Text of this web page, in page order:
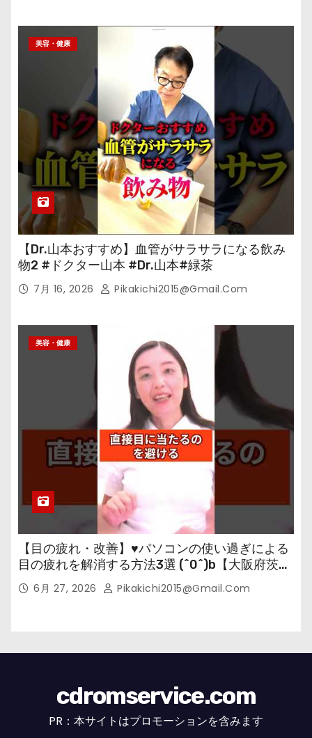
美容・健康
【Dr.山本おすすめ】血管がサラサラになる飲み
物2 #ドクター山本 #Dr.山本#緑茶
7月 16, 2026 Pikakichi2015@gmail.com
美容・健康
【目の疲れ・改善】♥パソコンの使い過ぎによる
目の疲れを解消する方法3選 (^0^)b【大阪府茨木
市の女性・美容鍼灸・整体師が教えます。】
6月 27, 2026 Pikakichi2015@gmail.com
cdromservice.com
PR：本サイトはプロモーションを含みます